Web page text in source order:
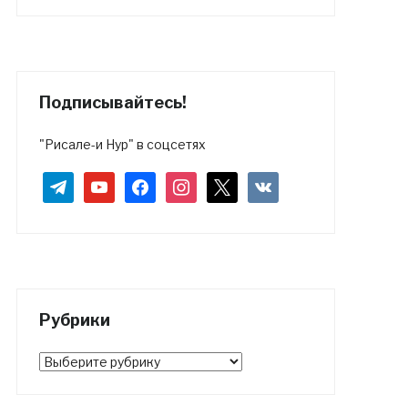
Подписывайтесь!
"Рисале-и Нур" в соцсетях
telegramyoutubefacebookinstagram vkontakte
Рубрики
Рубрики